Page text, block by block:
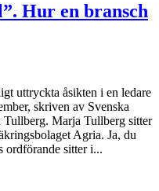
Hur en bransch
uttryckta åsikten i en ledare
skriven av Svenska
Marja Tullberg sitter
Agria. Ja, du
ordförande sitter i...